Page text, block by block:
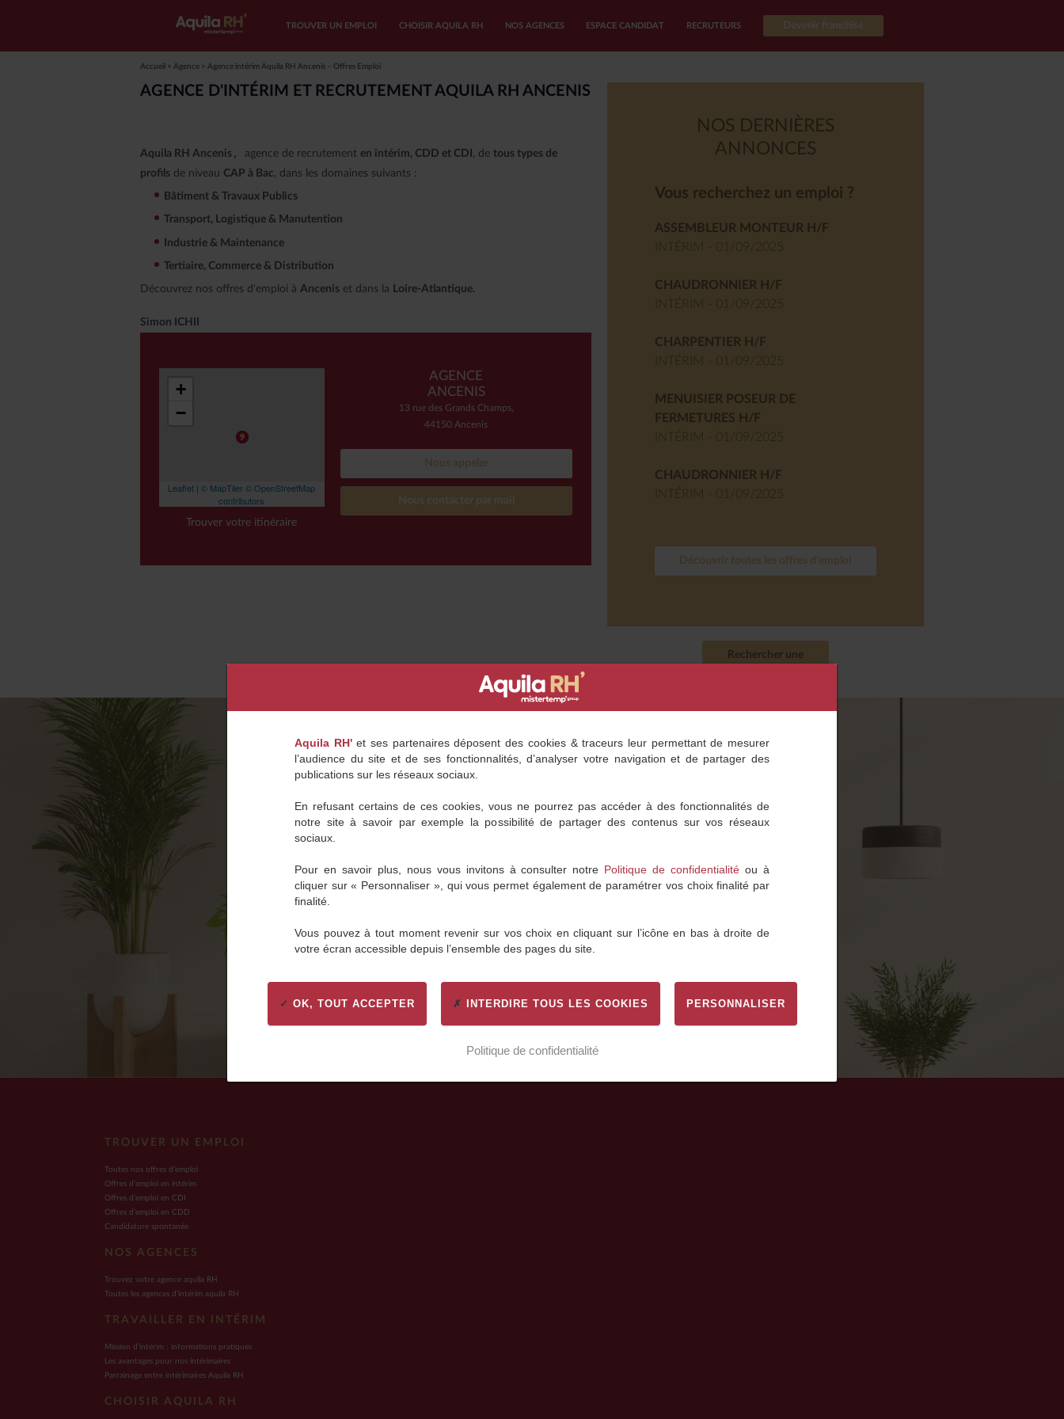
TROUVER UN EMPLOI
Offres d’emploi en CDD
Offres d’emploi en CDI
CHOISIR AQUILA RH
L’intérim avec Aquila RH
Qui sommes nous
NOS AGENCES
Aquila RH
ESPACE CANDIDAT RECRUTEURS Devenir franchisé
Accueil > Agence > Agence intérim Aquila RH Ancenis – Offres Emploi
AGENCE D'INTÉRIM ET RECRUTEMENT AQUILA RH ANCENIS
Aquila RH Ancenis , agence de recrutement en intérim, CDD et CDI , de tous types de
profils de niveau CAP à Bac, dans les domaines suivants :
Bâtiment & Travaux Publics
Transport, Logistique & Manutention
Industrie & Maintenance
Tertiaire, Commerce & Distribution
Découvrez nos offres d'emploi à Ancenis et dans la Loire-Atlantique.
Simon ICHII
+
−
Leaflet |© MapTiler © OpenStreetMap
contributors
Trouver votre itinéraire
AGENCE
ANCENIS
13 rue des Grands Champs,
44150 Ancenis
Nous appeler
Nous contacter par mail
NOS DERNIÈRES
ANNONCES
Vous recherchez un emploi ?
ASSEMBLEUR MONTEUR H/F
CHAUDRONNIER H/F
CHARPENTIER H/F
MENUISIER POSEUR DE
FERMETURES H/F
CHAUDRONNIER H/F
Découvrir toutes les offres d’emploi
Rechercher une
TROUVER UN EMPLOI
Toutes nos offres d’emploi
Offres d’emploi en intérim
Offres d’emploi en CDI
Offres d’emploi en CDD
Candidature spontanée
NOS AGENCES
Trouvez votre agence aquila RH
Toutes les agences d’intérim aquila RH
TRAVAILLER EN INTÉRIM
Mission d’intérim : informations pratiques
Les avantages pour nos intérimaires
Parrainage entre intérimaires Aquila RH
CHOISIR AQUILA RH
Aquila RH'et ses partenaires déposent des cookies & traceurs leur permettant de mesurer
l’audience du site et de ses fonctionnalités, d’analyser votre navigation et de partager des
publications sur les réseaux sociaux.
En refusant certains de ces cookies, vous ne pourrez pas accéder à des fonctionnalités de
notre site à savoir par exemple la possibilité de partager des contenus sur vos réseaux
sociaux.
Pour en savoir plus, nous vous invitons à consulter notre Politique de confidentialité ou à
cliquer sur « Personnaliser », qui vous permet également de paramétrer vos choix finalité par
finalité.
Vous pouvez à tout moment revenir sur vos choix en cliquant sur l’icône en bas à droite de
votre écran accessible depuis l’ensemble des pages du site.
OK, TOUT ACCEPTER INTERDIRE TOUS LES COOKIES PERSONNALISER
Politique de confidentialité